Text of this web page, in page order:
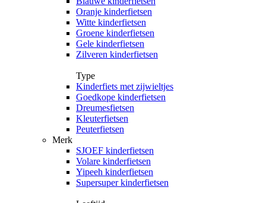
Oranje kinderfietsen
Witte kinderfietsen
Groene kinderfietsen
Gele kinderfietsen
Zilveren kinderfietsen
Type
Kinderfiets met zijwieltjes
Goedkope kinderfietsen
Dreumesfietsen
Kleuterfietsen
Peuterfietsen
Merk
SJOEF kinderfietsen
Volare kinderfietsen
Yipeeh kinderfietsen
Supersuper kinderfietsen